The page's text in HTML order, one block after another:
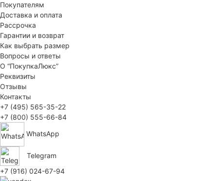
Покупателям
Доставка и оплата
Рассрочка
Гарантии и возврат
Как выбрать размер
Вопросы и ответы
О “ПокупкаЛюкс”
Реквизиты
Отзывы
Контакты
+7 (495) 565-35-22
+7 (800) 555-66-84
WhatsApp
Telegram
+7 (916) 024-67-94